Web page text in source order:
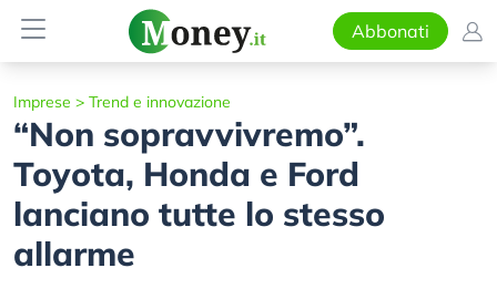
Abbonati
Imprese > Trend e innovazione
“Non sopravvivremo”.
Toyota, Honda e Ford
lanciano tutte lo stesso
allarme